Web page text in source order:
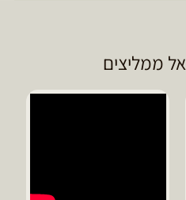
ממליצים